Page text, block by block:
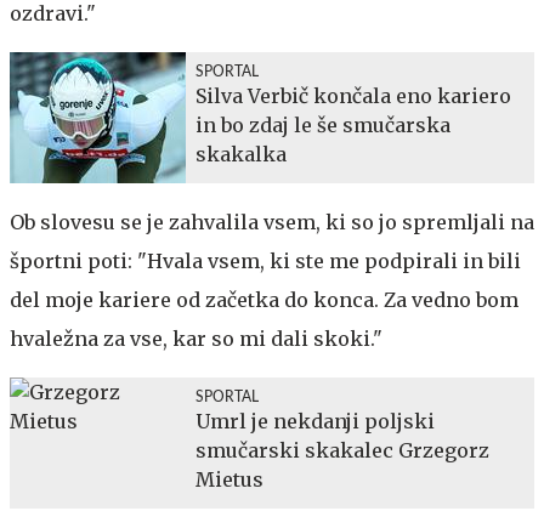
ozdravi."
SPORTAL
Silva Verbič končala eno kariero
in bo zdaj le še smučarska
skakalka
Ob slovesu se je zahvalila vsem, ki so jo spremljali na
športni poti: "Hvala vsem, ki ste me podpirali in bili
del moje kariere od začetka do konca. Za vedno bom
hvaležna za vse, kar so mi dali skoki."
SPORTAL
Umrl je nekdanji poljski
smučarski skakalec Grzegorz
Mietus